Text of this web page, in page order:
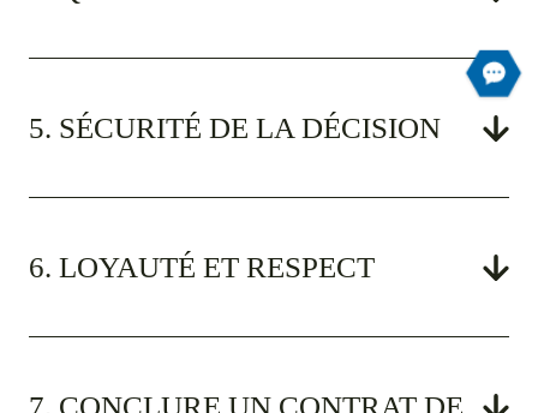
5. SÉCURITÉ DE LA DÉCISION
6. LOYAUTÉ ET RESPECT
7. CONCLURE UN CONTRAT DE